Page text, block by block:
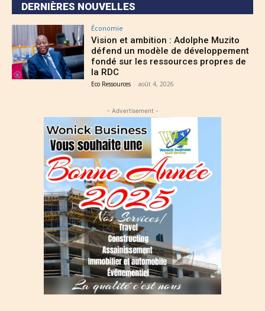
DERNIÈRES NOUVELLES
Économie
Vision et ambition : Adolphe Muzito
défend un modèle de développement
fondé sur les ressources propres de
la RDC
Eco Ressources - août 4, 2026
- Advertisement -